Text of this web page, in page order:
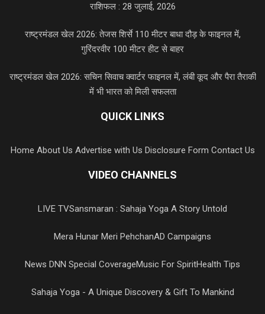
राशिफल : 28 जुलाई, 2026
राष्ट्रमंडल खेल 2026: तेजस शिर्से 110 मीटर बाधा दौड़ के फाइनल में,
गुरिंदरवीर 100 मीटर हीट से बाहर
राष्ट्रमंडल खेल 2026: सचिन सिवाच क्वार्टर फाइनल में, लंबी कूद और पैरा तैराकी
में भी भारत को मिली सफलता
QUICK LINKS
Home About Us Advertise with Us Disclosure Form Contact Us
VIDEO CHANNELS
LIVE TVSansmaran : Sahaja Yoga A Story Untold
Mera Hunar Meri PehchanAD Campaigns
News DNN Special CoverageMusic For SpiritHealth Tips
Sahaja Yoga - A Unique Discovery & Gift To Mankind